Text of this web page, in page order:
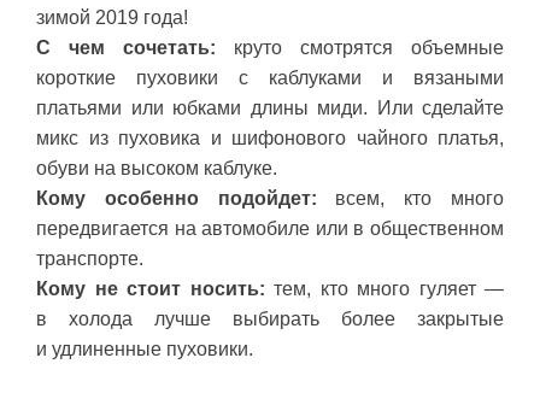
зимой 2019 года!
С чем сочетать: круто смотрятся объемные
короткие пуховики с каблуками и вязаными
платьями или юбками длины миди. Или сделайте
микс из пуховика и шифонового чайного платья,
обуви на высоком каблуке.
Кому особенно подойдет: всем, кто много
передвигается на автомобиле или в общественном
транспорте.
Кому не стоит носить: тем, кто много гуляет —
в холода лучше выбирать более закрытые
и удлиненные пуховики.